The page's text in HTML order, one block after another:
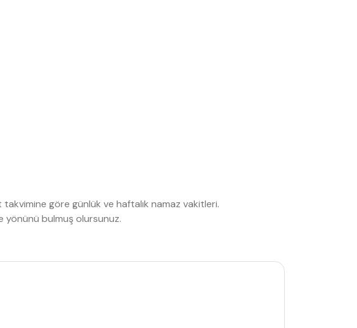
takvimine göre günlük ve haftalık namaz vakitleri.
yönünü bulmuş olursunuz.